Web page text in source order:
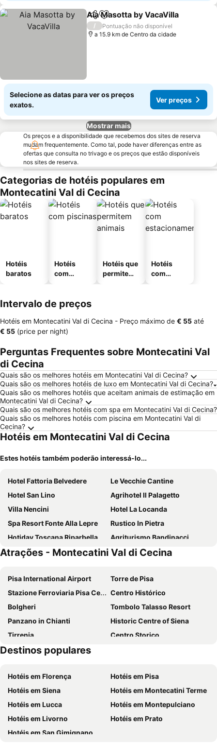
PartilharAdicionar aos favoritos
Aia Masotta by VacaVilla
/
Pontuação não disponível
a 15.9 km de Centro da cidade
Selecione as datas para ver os preços
exatos.
Ver preços
Mostrar mais
Os preços e a disponibilidade que recebemos dos sites de reserva
mudam frequentemente. Como tal, pode haver diferenças entre as
ofertas que consulta no trivago e os preços que estão disponíveis
nos sites de reserva.
Categorias de hotéis populares em
Montecatini Val di Cecina
Hotéis
baratos
Hotéis
com
Hotéis que
permitem
Hotéis
com
Intervalo de preços
Hotéis em Montecatini Val di Cecina - Preço máximo de ‎€ 55 até
‎€ 55 (price per night)
Perguntas Frequentes sobre Montecatini Val
di Cecina
Quais são os melhores hotéis em Montecatini Val di Cecina?
Quais são os melhores hotéis de luxo em Montecatini Val di Cecina?
Quais são os melhores hotéis que aceitam animais de estimação em
Montecatini Val di Cecina?
Quais são os melhores hotéis com spa em Montecatini Val di Cecina?
Quais são os melhores hotéis com piscina em Montecatini Val di
Cecina?
Hotéis em Montecatini Val di Cecina
Estes hotéis também poderão interessá-lo...
Hotel Fattoria Belvedere
Le Vecchie Cantine
Hotel San Lino
Agrihotel Il Palagetto
Villa Nencini
Hotel La Locanda
Spa Resort Fonte Alla Lepre
Rustico In Pietra
Hotiday Toscana Riparbella
Agriturismo Bandinacci
Hu Montescudaio Village
Castelfalfi
Atrações - Montecatini Val di Cecina
Pisa International Airport
Torre de Pisa
Stazione Ferroviaria Pisa Centrale
Centro Histórico
Bolgheri
Tombolo Talasso Resort
Panzano in Chianti
Historic Centre of Siena
Tirrenia
Centro Storico
Borgo Stretto
Accademia Navale
Venezia
Chiesa di San Michele in Borgo
Teatro del Silenzio
Water Park
Vada
Santa Maria Assunta
Volterra AD 1398
Casino di Terra
Destinos populares
Hotéis em Florença
Hotéis em Pisa
Hotéis em Siena
Hotéis em Montecatini Terme
Hotéis em Lucca
Hotéis em Montepulciano
Hotéis em Livorno
Hotéis em Prato
Hotéis em San Gimignano